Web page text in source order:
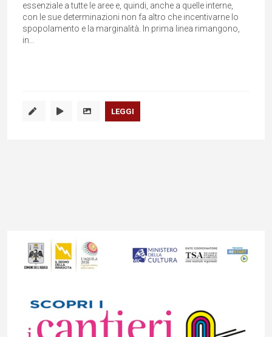
essenziale a tutte le aree e, quindi, anche a quelle interne,
con le sue determinazioni non fa altro che incentivarne lo
spopolamento e la marginalità. In prima linea rimangono,
in...
LEGGI